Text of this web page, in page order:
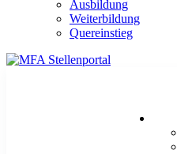
Ausbildung
Weiterbildung
Quereinstieg